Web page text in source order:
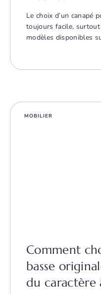
Le choix d’un canapé
toujours facile,
modèles disponibles
MOBILIER
Comment
basse
du caractère